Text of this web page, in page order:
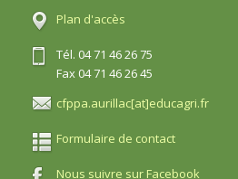
Plan d'accès
Tél. 04 71 46 26 75
Fax 04 71 46 26 45
cfppa.aurillac[at]educagri.fr
Formulaire de contact
Nous suivre sur Facebook